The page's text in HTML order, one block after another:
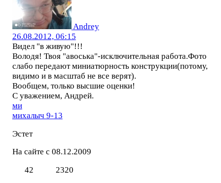
Andrey
26.08.2012, 06:15
Видел "в живую"!!!
Володя! Твоя "авоська"-исключительная работа.Фото
слабо передают миниатюрность конструкции(потому,
видимо и в масштаб не все верят).
Вообщем, только высшие оценки!
С уважением, Андрей.
ми
михалыч 9-13
Эстет
На сайте с 08.12.2009
42
2320